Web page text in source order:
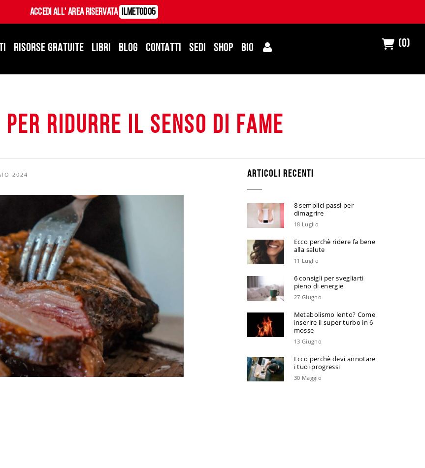
Accedi all' Area Riservata ILMetodo5
RISORSE GRATUITE LIBRI BLOG CONTATTI SEDI SHOP BIO (0)
per ridurre il senso di fame
2024 ARTICOLI RECENTI
8 semplici passi per
dimagrire
18 Luglio
Ecco perchè ridere fa bene
alla salute
11 Luglio
6 consigli per svegliarti
pieno di energie
27 Giugno
Metabolismo lento? Come
inserire il super turbo in 6
mosse
13 Giugno
Ecco perchè devi annotare
i tuoi progressi
30 Maggio